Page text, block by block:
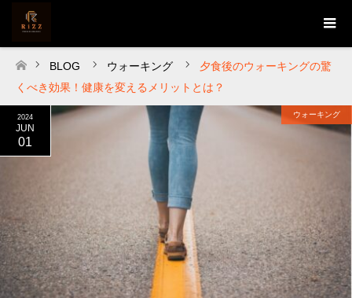
ホーム
BLOG ウォーキング
夕食後のウォーキングの驚
くべき効果！健康を変えるメリットとは？
2024
JUN
01
ウォーキング